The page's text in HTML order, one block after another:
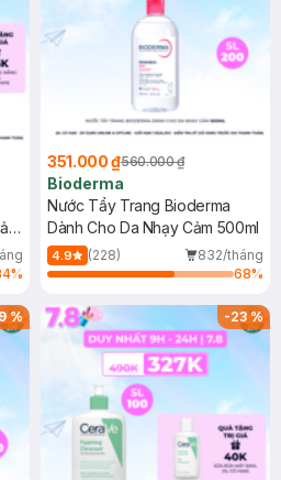
%
351.000 ₫560.000 ₫
Bioderma
Nước Tẩy Trang Bioderma
Dành Cho Da Nhạy Cảm 500ml
4.9 (228)
832/tháng
68%
% -23%